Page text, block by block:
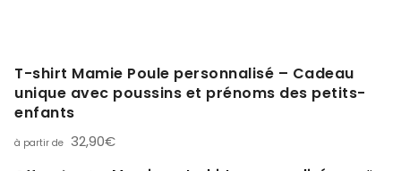
T-shirt Mamie Poule personnalisé – Cadeau
unique avec poussins et prénoms des petits-
enfants
32,90€